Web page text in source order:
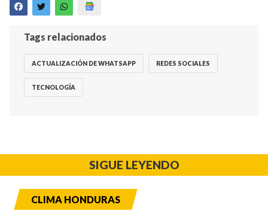
Tags relacionados
ACTUALIZACIÓN DE WHATSAPP REDES SOCIALES
TECNOLOGÍA
SIGUE LEYENDO
CLIMA HONDURAS